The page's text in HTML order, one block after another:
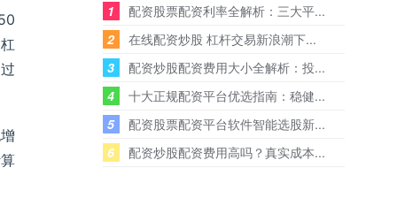
1
配资股票配资利率全解析：三大平...
2
在线配资炒股 杠杆交易新浪潮下...
3
配资炒股配资费用大小全解析：投...
4
十大正规配资平台优选指南：稳健...
5
配资股票配资平台软件智能选股新...
6
配资炒股配资费用高吗？真实成本...